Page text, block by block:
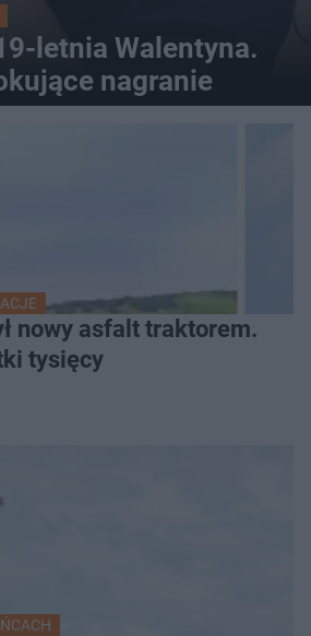
letnia Walentyna.
nagranie
nowy asfalt traktorem.
tysięcy